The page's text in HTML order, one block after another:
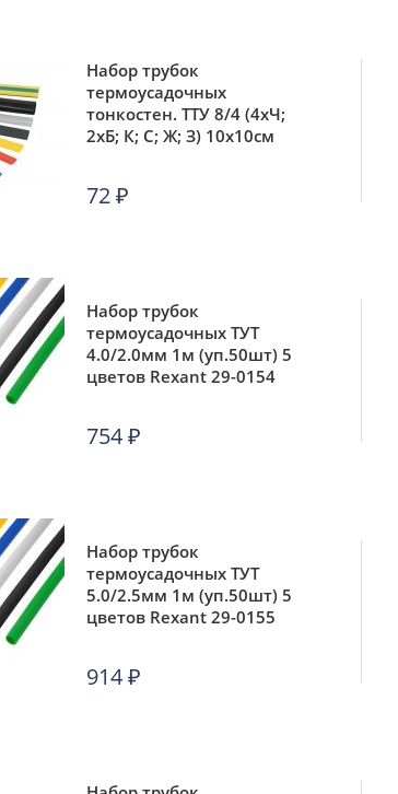
Набор трубок
термоусадочных
тонкостен. ТТУ 8/4 (4хЧ;
2хБ; К; С; Ж; З) 10х10см
72₽
Набор трубок
термоусадочных ТУТ
4.0/2.0мм 1м (уп.50шт) 5
цветов Rexant 29-0154
754₽
Набор трубок
термоусадочных ТУТ
5.0/2.5мм 1м (уп.50шт) 5
цветов Rexant 29-0155
914₽